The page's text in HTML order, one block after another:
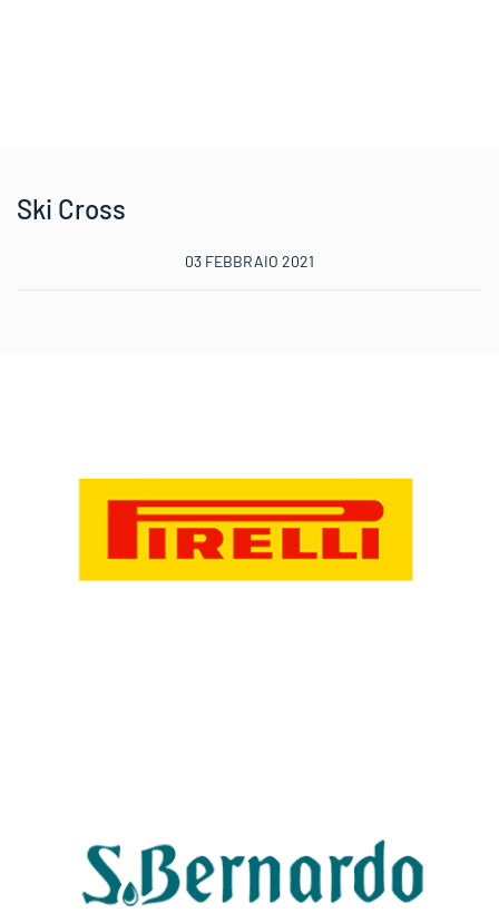
Ski Cross
03 FEBBRAIO 2021